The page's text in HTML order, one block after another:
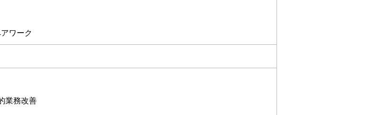
ワーク
業務改善